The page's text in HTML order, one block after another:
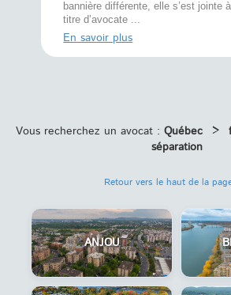
bannière différente, elle s’est jointe
titre d’avocate ...
En savoir plus
Vous recherchez un avocat : Québec >
séparation
Retour vers le haut de la
ANJOU